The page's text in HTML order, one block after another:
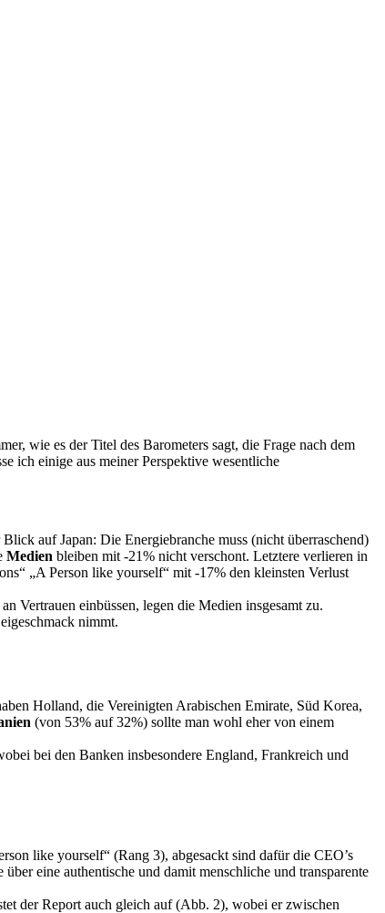
wie es der Titel des Barometers sagt, die Frage nach dem
ich einige aus meiner Perspektive wesentliche
auf Japan: Die Energiebranche muss (nicht überraschend)
Medien bleiben mit -21% nicht verschont. Letztere verlieren in
„A Person like yourself“ mit -17% den kleinsten Verlust
Vertrauen einbüssen, legen die Medien insgesamt zu.
nimmt.
Holland, die Vereinigten Arabischen Emirate, Süd Korea,
(von 53% auf 32%) sollte man wohl eher von einem
bei den Banken insbesondere England, Frankreich und
like yourself“ (Rang 3), abgesackt sind dafür die CEO’s
eine authentische und damit menschliche und transparente
der Report auch gleich auf (Abb. 2), wobei er zwischen